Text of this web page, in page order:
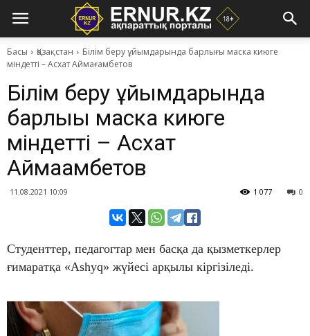
Басы Қазақстан
Білім беру ұйымдарында барлығы маска киюге
міндетті – Асхат Аймағамбетов
Білім беру ұйымдарында
барлығы маска киюге
міндетті – Асхат
Аймағамбетов
11.08.2021 10:09 0
1 077
Студенттер, педагогтар мен басқа да қызметкерлер
ғимаратқа «Ashyq» жүйесі арқылы кіргізіледі.